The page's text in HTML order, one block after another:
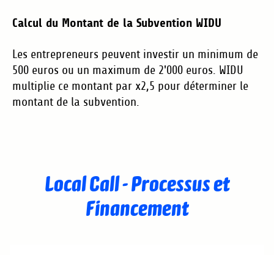
Calcul du Montant de la Subvention WIDU
Les entrepreneurs peuvent investir un minimum de
500 euros ou un maximum de 2'000 euros. WIDU
multiplie ce montant par x2,5 pour déterminer le
montant de la subvention.
Local Call - Processus et
Financement